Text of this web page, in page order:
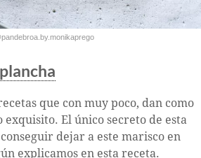
que con muy poco, dan como
exquisito. El único secreto de esta
dejar a este marisco en
explicamos en esta receta.